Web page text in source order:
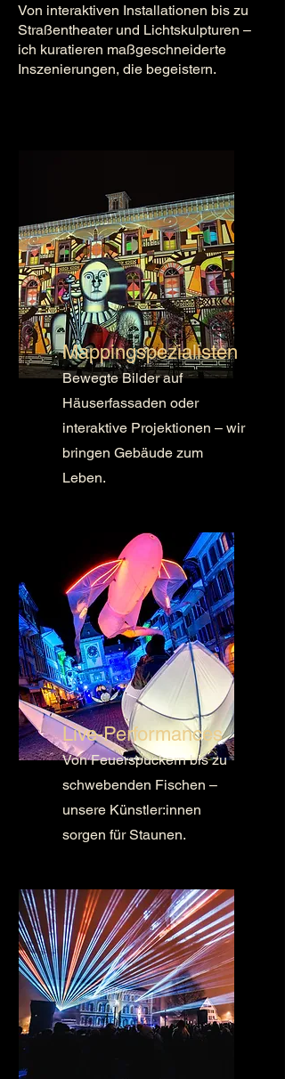
Von interaktiven Installationen bis zu
Straßentheater und Lichtskulpturen –
ich kuratieren maßgeschneiderte
Inszenierungen, die begeistern.
Mappingspezialisten
Bewegte Bilder auf
Häuserfassaden oder
interaktive Projektionen – wir
bringen Gebäude zum
Leben.
Live-Performances
Von Feuerspuckern bis zu
schwebenden Fischen –
unsere Künstler:innen
sorgen für Staunen.